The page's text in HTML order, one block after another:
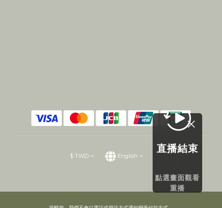
$ TWD English
直播結束
點選畫面觀看
重播